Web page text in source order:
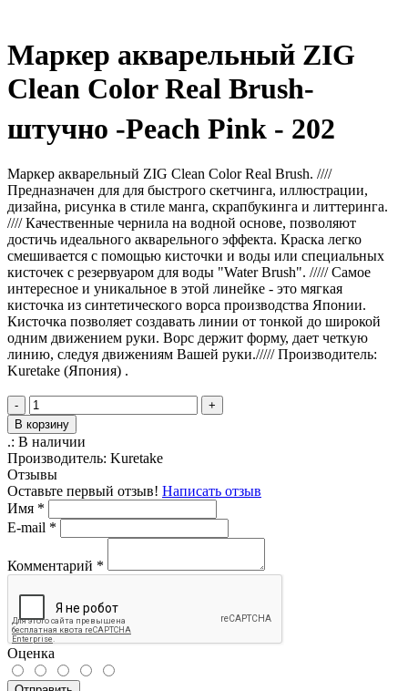
Маркер акварельный ZIG
Clean Color Real Brush-
штучно -Peach Pink - 202
Маркер акварельный ZIG Clean Color Real Brush. ////
Предназначен для для быстрого скетчинга, иллюстрации,
дизайна, рисунка в стиле манга, скрапбукинга и литтеринга.
//// Качественные чернила на водной основе, позволяют
достичь идеального акварельного эффекта. Краска легко
смешивается с помощью кисточки и воды или специальных
кисточек с резервуаром для воды "Water Brush". ///// Самое
интересное и уникальное в этой линейке - это мягкая
кисточка из синтетического ворса производства Японии.
Кисточка позволяет создавать линии от тонкой до широкой
одним движением руки. Ворс держит форму, дает четкую
линию, следуя движениям Вашей руки.///// Производитель:
Kuretake (Япония) .
-
+
В корзину
.: В наличии
Производитель: Kuretake
Отзывы
Оставьте первый отзыв! Написать отзыв
Имя *
E-mail *
Комментарий *
Оценка